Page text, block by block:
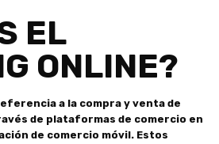
EL
ONLINE?
a la compra y venta de
de plataformas de comercio en
de comercio móvil. Estos